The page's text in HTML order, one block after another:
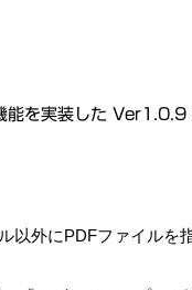
能を実装した Ver1.0.9
以外にPDFファイルを